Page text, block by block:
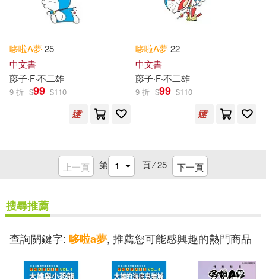
哆啦A夢25
中文書
藤子‧F‧不二雄
9 折 $99 $110
哆啦A夢22
中文書
藤子‧F‧不二雄
9 折 $99 $110
上一頁 第 頁 ⁄25 下一頁
搜尋推薦
查詢關鍵字: 哆啦a夢, 推薦您可能感興趣的熱門商品